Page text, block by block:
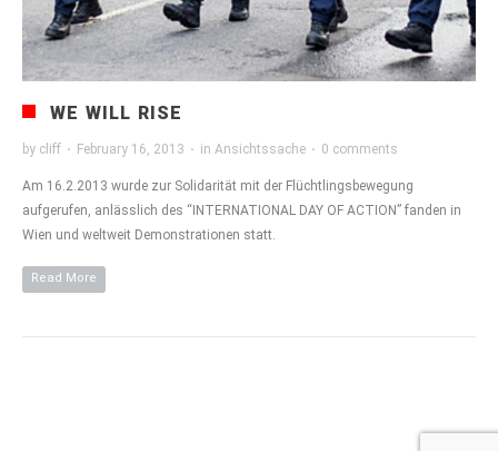
WE WILL RISE
by cliff · February 16, 2013 · in Ansichtssache · 0 comments
Am 16.2.2013 wurde zur Solidarität mit der Flüchtlingsbewegung
aufgerufen, anlässlich des “INTERNATIONAL DAY OF ACTION” fanden in
Wien und weltweit Demonstrationen statt.
Read More